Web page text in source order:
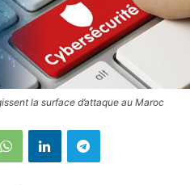
la surface d’attaque au Maroc